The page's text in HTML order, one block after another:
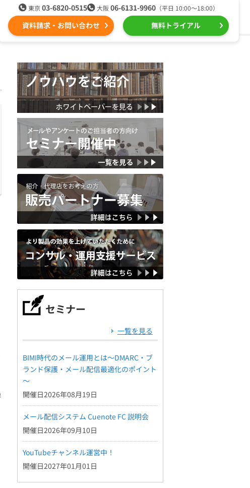
kintone（キントーン）メール配信
Webプッシュ通知サービス
SNSプロモーション支援事業
（当社グループ企業）
に送る 組織的に管理
デジタルマーケティング
メール配信用語集
資料請求・お問い合わせ 無料トライアル
東京 03-6820-0515 大阪 06-6131-9960（平日 10:00〜18:00）
セミナー
一覧を見る
BIMI時代のメール運用とは～DMARC・ブ
ランド保護・メール配信最適化のポイント
～
開催日2026年08月19日
メール配信システム Cuenote FC 説明会
開催日2026年09月10日
YouTubeチャンネル運営中！
開催日2027年01月01日